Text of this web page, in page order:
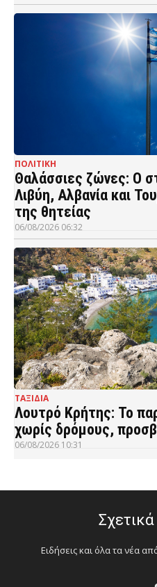
ΠΟΛΙΤΙΚΗ
Θαλάσσιες ζώνες: Ο
Λιβύη, Αλβανία και
της θητείας
06/08/2026 06:32
ΤΑΞΙΔΙΑ
Λουτρό Κρήτης: Το
χωρίς δρόμους,
06/08/2026 10:31
Ειδήσεις και όλα τα νέα